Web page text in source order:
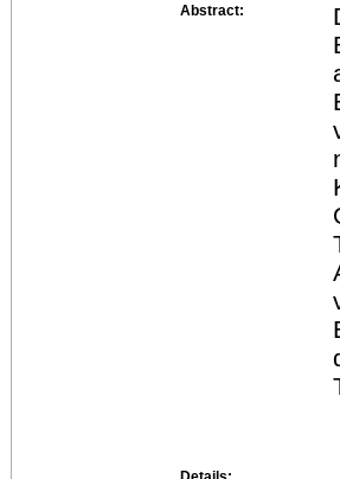
Abstract: